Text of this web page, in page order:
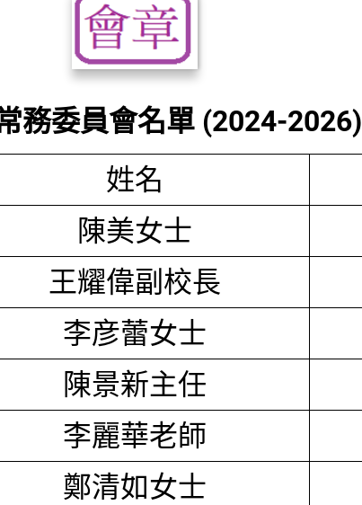
務委員會名單 (2024-2026)
姓名
陳美女士
王耀偉副校長
李彦蕾女士
陳景新主任
李麗華老師
鄭清如女士